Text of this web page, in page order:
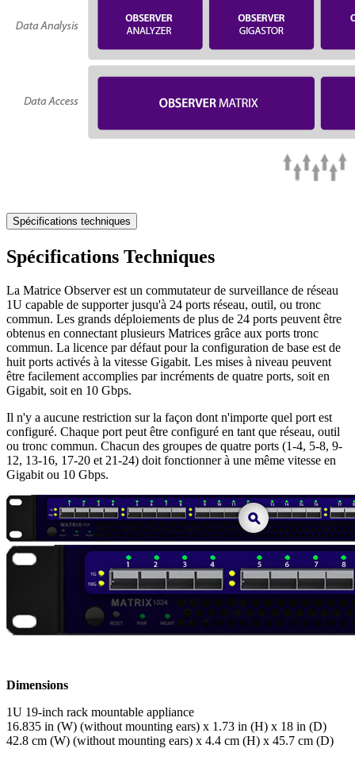
Spécifications techniques
Spécifications Techniques
La Matrice Observer est un commutateur de surveillance de réseau
1U capable de supporter jusqu'à 24 ports réseau, outil, ou tronc
commun. Les grands déploiements de plus de 24 ports peuvent être
obtenus en connectant plusieurs Matrices grâce aux ports tronc
commun. La licence par défaut pour la configuration de base est de
huit ports activés à la vitesse Gigabit. Les mises à niveau peuvent
être facilement accomplies par incréments de quatre ports, soit en
Gigabit, soit en 10 Gbps.
Il n'y a aucune restriction sur la façon dont n'importe quel port est
configuré. Chaque port peut être configuré en tant que réseau, outil
ou tronc commun. Chacun des groupes de quatre ports (1-4, 5-8, 9-
12, 13-16, 17-20 et 21-24) doit fonctionner à une même vitesse en
Gigabit ou 10 Gbps.
Dimensions
1U 19-inch rack mountable appliance
16.835 in (W) (without mounting ears) x 1.73 in (H) x 18 in (D)
42.8 cm (W) (without mounting ears) x 4.4 cm (H) x 45.7 cm (D)